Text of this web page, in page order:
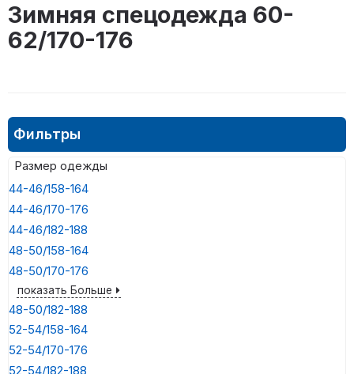
Зимняя спецодежда 60-
62/170-176
Фильтры
Размер одежды
44-46/158-164
44-46/170-176
44-46/182-188
48-50/158-164
48-50/170-176
показать Больше
48-50/182-188
52-54/158-164
52-54/170-176
52-54/182-188